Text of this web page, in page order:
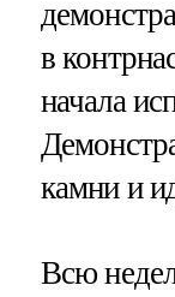
в
начала
камни и
Всю